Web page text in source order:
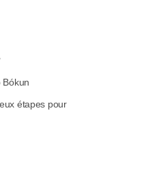
Bókun
étapes pour